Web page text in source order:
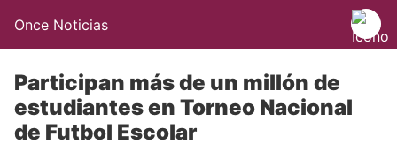
Once Noticias
Participan más de un millón de
estudiantes en Torneo Nacional
de Futbol Escolar